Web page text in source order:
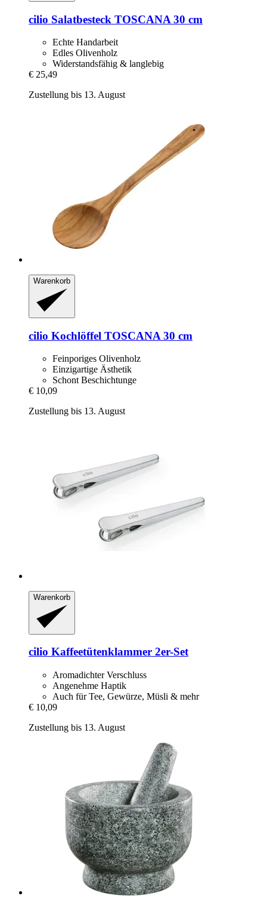
cilio Salatbesteck TOSCANA 30 cm
Echte Handarbeit
Edles Olivenholz
Widerstandsfähig & langlebig
€ 25,49
Zustellung bis 13. August
Warenkorb
cilio Kochlöffel TOSCANA 30 cm
Feinporiges Olivenholz
Einzigartige Ästhetik
Schont Beschichtunge
€ 10,09
Zustellung bis 13. August
Warenkorb
cilio Kaffeetütenklammer 2er-​Set
Aromadichter Verschluss
Angenehme Haptik
Auch für Tee, Gewürze, Müsli & mehr
€ 10,09
Zustellung bis 13. August